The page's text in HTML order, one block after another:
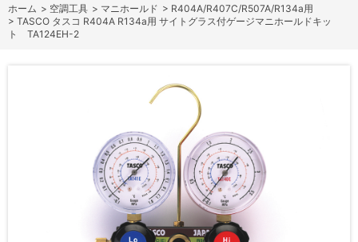
ホーム > 空調工具 > マニホールド > R404A/R407C/R507A/R134a用
> TASCO タスコ R404A R134a用 サイトグラス付ゲージマニホールドキッ
ト TA124EH-2